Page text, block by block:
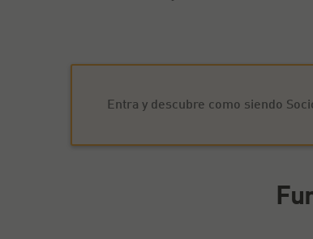
Entra y descubre como siendo